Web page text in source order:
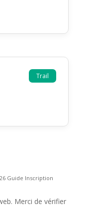
Trail
Guide Inscription
Merci de vérifier